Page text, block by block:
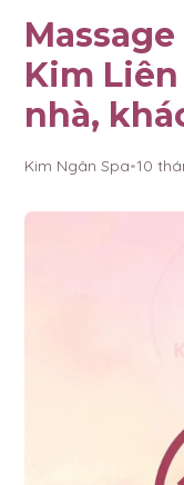
Kim
nhà,
Kim Ngân Spa•10